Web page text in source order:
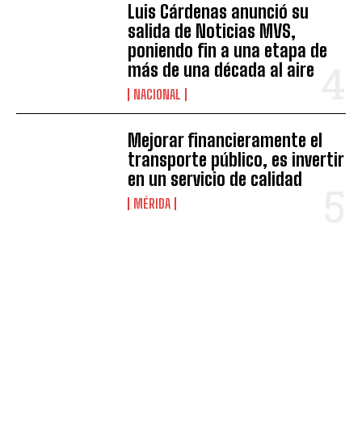
Luis Cárdenas anunció su
salida de Noticias MVS,
poniendo fin a una etapa de
más de una década al aire
NACIONAL
Mejorar financieramente el
transporte público, es invertir
en un servicio de calidad
MÉRIDA